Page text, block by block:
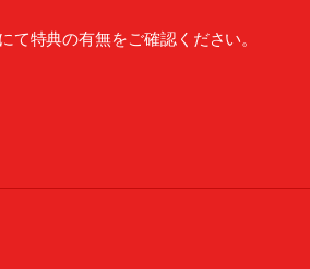
特典の有無をご確認ください。